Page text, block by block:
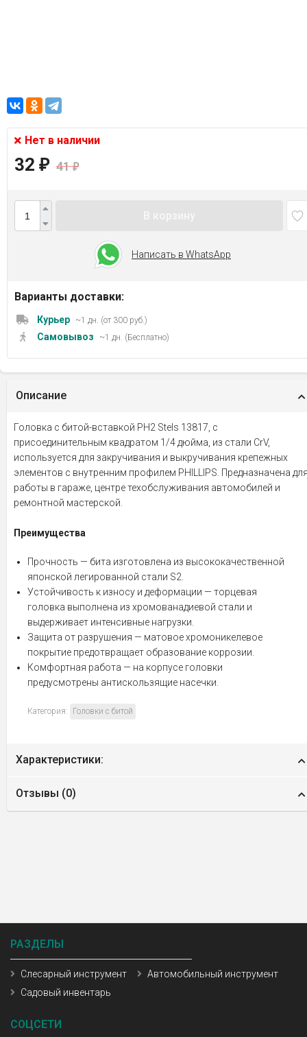
Нет в наличии
32 ₽ 41₽
Написать в WhatsApp
Варианты доставки:
Курьер ~1 дн. (от 300 руб.)
Самовывоз ~1 дн. (Бесплатно)
Описание
Головка с битой-вставкой PH2 Stels 13817, с
присоединительным квадратом 1/4 дюйма, из стали CrV,
используется для закручивания и выкручивания крепежных
элементов с внутренним профилем PHILLIPS. Предназначена
работы в гараже, центре техобслуживания автомобилей и
ремонтной мастерской.
Преимущества
Прочность — бита изготовлена из высококачественной
японской легированной стали S2.
Устойчивость к износу и деформации — торцевая
головка выполнена из хромованадиевой стали и
выдерживает интенсивные нагрузки.
Защита от разрушения — матовое хромоникелевое
покрытие предотвращает образование коррозии.
Комфортная работа — на корпусе головки
предусмотрены антискользящие насечки.
Категория: Головки с битой
Характеристики:
Отзывы (0)
РАЗДЕЛЫ
Слесарный инструмент
Автомобильный инструмент
Садовый инвентарь
СОЦСЕТИ